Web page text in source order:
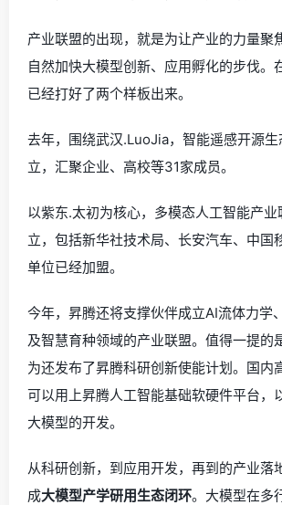
产业联盟的出现，就是为让产业的力量聚
自然加快大模型创新、应用孵化的步伐。
已经打好了两个样板出来。
去年，围绕武汉.LuoJia，智能遥感开源
立，汇聚企业、高校等31家成员。
以紫东.太初为核心，多模态人工智能产
立，包括新华社技术局、长安汽车、中国
单位已经加盟。
今年，昇腾还将支撑伙伴成立AI流体力学
及智慧育种领域的产业联盟。值得一提的
为还发布了昇腾科研创新使能计划。国内
可以用上昇腾人工智能基础软硬件平台，
大模型的开发。
从科研创新，到应用开发，再到的产业落
成大模型产学研用生态闭环。大模型在多